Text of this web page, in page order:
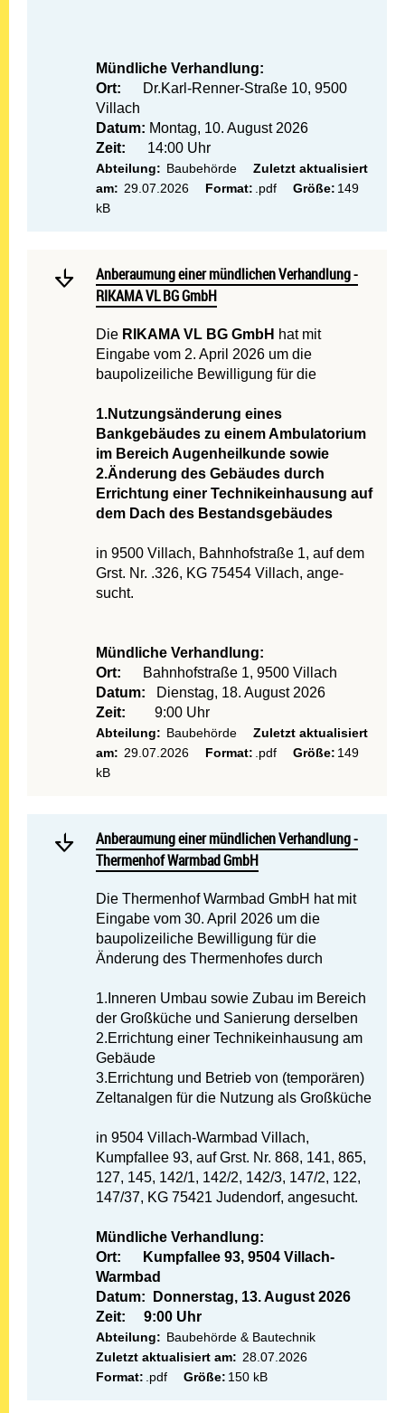
Mündliche Verhandlung:
Ort: Dr.Karl-Renner-Straße 10, 9500
Villach
Datum: Montag, 10. August 2026
Zeit: 14:00 Uhr
Abteilung: Baubehörde
Zuletzt aktualisiert
am: 29.07.2026 Format: .pdf Größe: 149
kB
Mehr lesen:
Anberaumung einer mündlichen Verhandlung -
Anberaumung einer mündlichen Verhandlung -
RIKAMA VL BG GmbH
Die RIKAMA VL BG GmbH hat mit
Eingabe vom 2. April 2026 um die
baupolizeiliche Bewilligung für die
1.Nutzungsänderung eines
Bankgebäudes zu einem Ambulatorium
im Bereich Augenheilkunde sowie
2.Änderung des Gebäudes durch
Errichtung einer Technikeinhausung auf
dem Dach des Bestandsgebäudes
in 9500 Villach, Bahnhofstraße 1, auf dem
Grst. Nr. .326, KG 75454 Villach, ange-
sucht.
Mündliche Verhandlung:
Ort:
Bahnhofstraße 1, 9500 Villach
Datum: Dienstag, 18. August 2026
Zeit: 9:00 Uhr
Abteilung: Baubehörde
Zuletzt aktualisiert
am: 29.07.2026 Format: .pdf Größe: 149
kB
Mehr lesen:
Anberaumung einer mündlichen Verhandlung -
Anberaumung einer mündlichen Verhandlung -
Thermenhof Warmbad GmbH
Die Thermenhof Warmbad GmbH hat mit
Eingabe vom 30. April 2026 um die
baupolizeiliche Bewilligung für die
Änderung des Thermenhofes durch
1.Inneren Umbau sowie Zubau im Bereich
der Großküche und Sanierung derselben
2.Errichtung einer Technikeinhausung am
Gebäude
3.Errichtung und Betrieb von (temporären)
Zeltanalgen für die Nutzung als Großküche
in 9504 Villach-Warmbad Villach,
Kumpfallee 93, auf Grst. Nr. 868, 141, 865,
127, 145, 142/1, 142/2, 142/3, 147/2, 122,
147/37, KG 75421 Judendorf, angesucht.
Mündliche Verhandlung:
Ort: Kumpfallee 93, 9504 Villach-
Warmbad
Datum:
Donnerstag, 13. August 2026
Zeit: 9:00 Uhr
Abteilung: Baubehörde & Bautechnik
Zuletzt aktualisiert am: 28.07.2026
Format: .pdf Größe: 150 kB